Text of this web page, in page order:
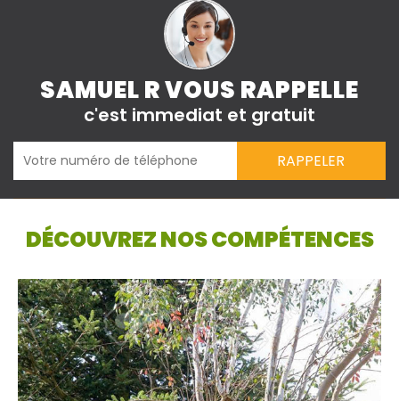
SAMUEL R VOUS RAPPELLE
c'est immediat et gratuit
DÉCOUVREZ NOS COMPÉTENCES